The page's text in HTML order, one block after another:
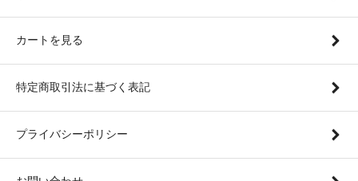
カートを見る
特定商取引法に基づく表記
プライバシーポリシー